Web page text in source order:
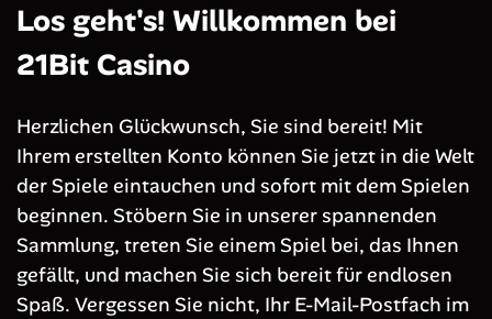
Los geht's! Willkommen bei
21Bit Casino
Herzlichen Glückwunsch, Sie sind bereit! Mit
Ihrem erstellten Konto können Sie jetzt in die Welt
der Spiele eintauchen und sofort mit dem Spielen
beginnen. Stöbern Sie in unserer spannenden
Sammlung, treten Sie einem Spiel bei, das Ihnen
gefällt, und machen Sie sich bereit für endlosen
Spaß. Vergessen Sie nicht, Ihr E-Mail-Postfach im